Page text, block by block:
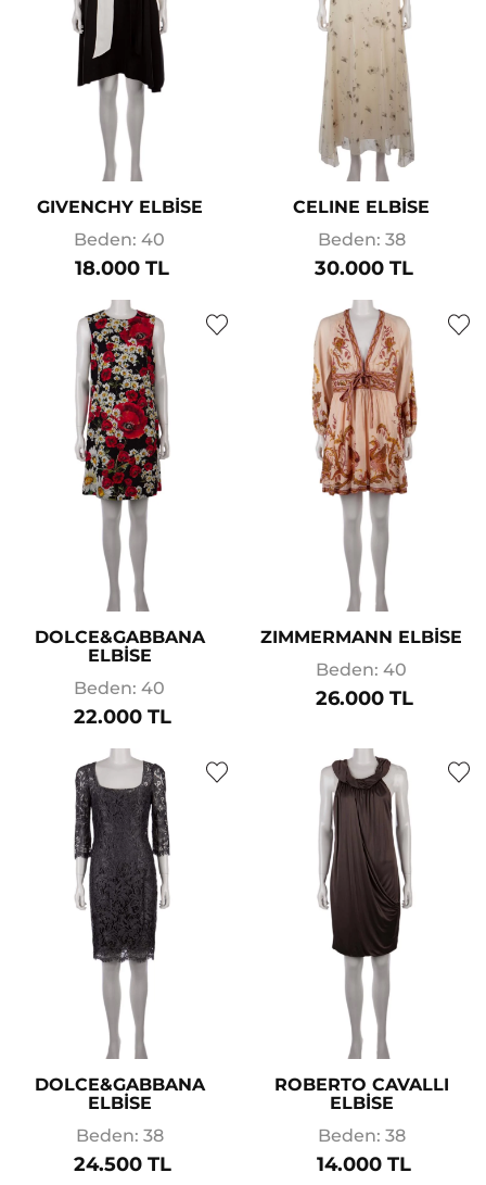
GIVENCHY ELBİSE
Beden: 40
18.000 TL
CELINE ELBİSE
Beden: 38
30.000 TL
DOLCE&GABBANA
ELBİSE
Beden: 40
22.000 TL
ZIMMERMANN ELBİSE
Beden: 40
26.000 TL
DOLCE&GABBANA
ELBİSE
Beden: 38
24.500 TL
ROBERTO CAVALLI
ELBİSE
Beden: 38
14.000 TL